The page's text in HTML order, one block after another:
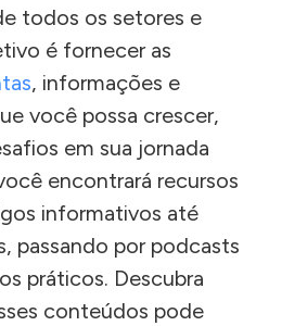
todos os setores e
é fornecer as
, informações e
você possa crescer,
em sua jornada
encontrará recursos
informativos até
passando por podcasts
práticos. Descubra
conteúdos pode